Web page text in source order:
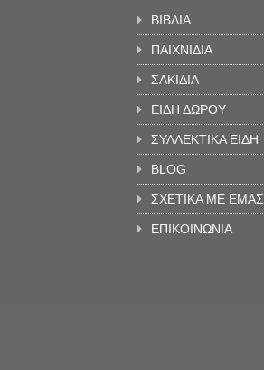
ΒΙΒΛΙΑ
ΠΑΙΧΝΙΔΙΑ
ΣΑΚΙΔΙΑ
ΕΙΔΗ ΔΩΡΟΥ
ΣΥΛΛΕΚΤΙΚΑ ΕΙΔΗ
BLOG
ΣΧΕΤΙΚΑ ΜΕ ΕΜΑΣ
ΕΠΙΚΟΙΝΩΝΙΑ